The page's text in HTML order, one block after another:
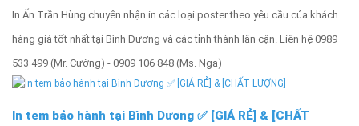
In Ấn Trần Hùng chuyên nhận in các loại poster theo yêu cầu của khách
hàng giá tốt nhất tại Bình Dương và các tỉnh thành lân cận. Liên hệ 0989
533 499 (Mr. Cường) - 0909 106 848 (Ms. Nga)
In tem bảo hành tại Bình Dương ✅ [GIÁ RẺ] & [CHẤT